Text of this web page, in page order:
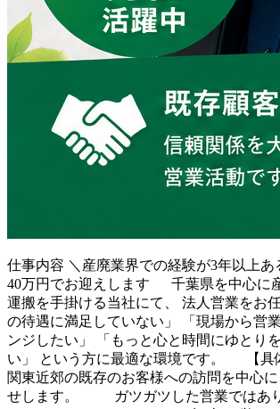
仕事内容 ＼産廃業界での経験が3年以上
40万円でお迎えします 千葉県を中心に
運搬を手掛ける当社にて、 法人営業をお
の待遇に満足していない」 「現場から営
ンジしたい」 「もっと心と時間にゆとり
い」 という方に最適な環境です。 【具
関東近郊の既存のお客様への訪問を中心
せします。 ガツガツした営業ではあ